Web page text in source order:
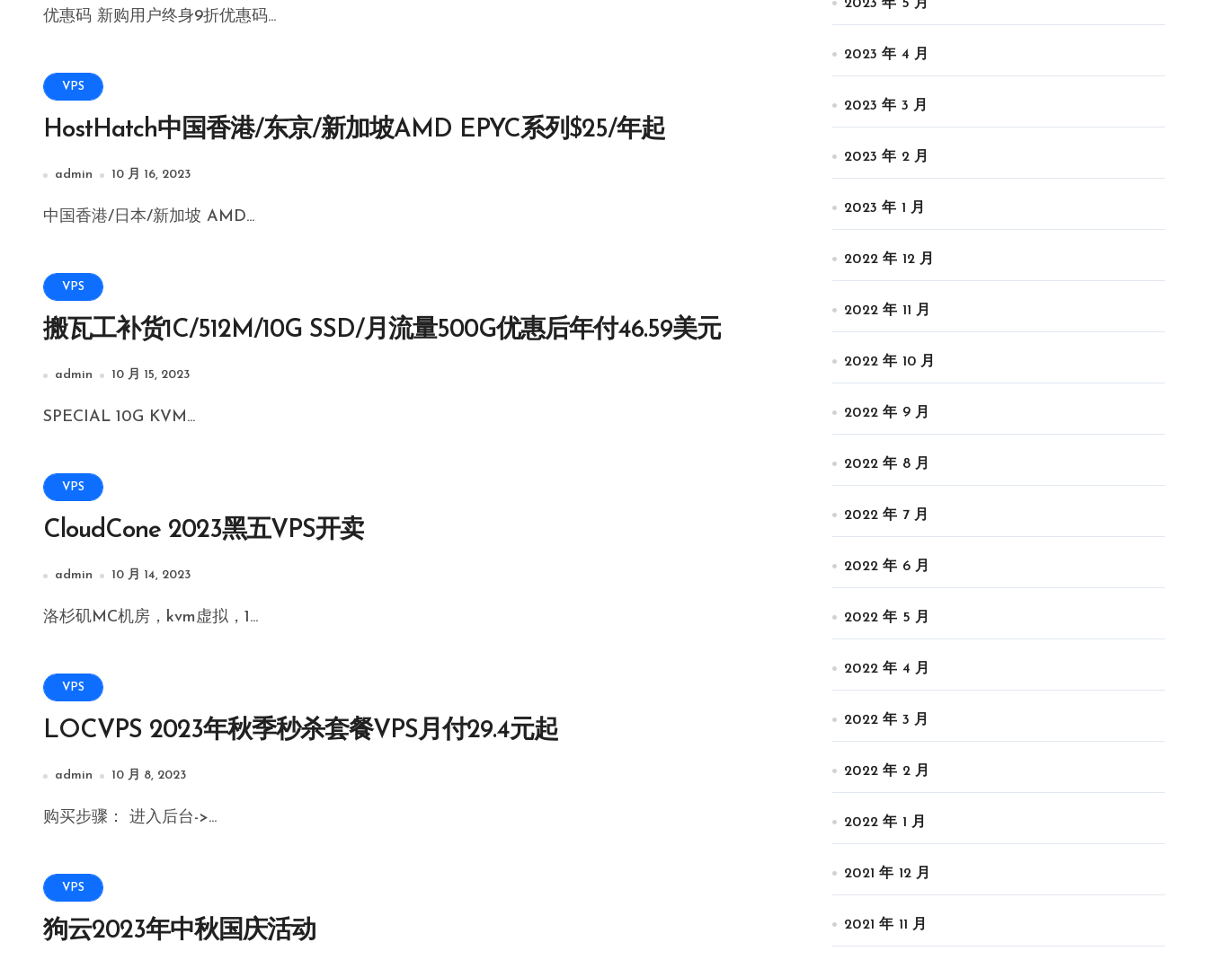
优惠码 新购用户终身9折优惠码...
VPS
HostHatch中国香港/东京/新加坡AMD EPYC系列$25/年起
admin 10 月 16, 2023
中国香港/日本/新加坡 AMD...
VPS
搬瓦工补货1C/512M/10G SSD/月流量500G优惠后年付46.59美元
admin 10 月 15, 2023
SPECIAL 10G KVM...
VPS
CloudCone 2023黑五VPS开卖
admin 10 月 14, 2023
洛杉矶MC机房，kvm虚拟，1...
VPS
LOCVPS 2023年秋季秒杀套餐VPS月付29.4元起
admin 10 月 8, 2023
购买步骤： 进入后台->...
VPS
狗云2023年中秋国庆活动
2023 年 5 月
2023 年 4 月
2023 年 3 月
2023 年 2 月
2023 年 1 月
2022 年 12 月
2022 年 11 月
2022 年 10 月
2022 年 9 月
2022 年 8 月
2022 年 7 月
2022 年 6 月
2022 年 5 月
2022 年 4 月
2022 年 3 月
2022 年 2 月
2022 年 1 月
2021 年 12 月
2021 年 11 月